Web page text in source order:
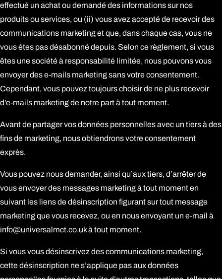
effectué un achat ou demandé des informations sur nos
produits ou services, ou (ii) vous avez accepté de recevoir des
communications marketing et que, dans chaque cas, vous ne
vous êtes pas désabonné depuis. Selon ce règlement, si vous
êtes une société à responsabilité limitée, nous pouvons vous
envoyer des e-mails marketing sans votre consentement.
Cependant, vous pouvez toujours choisir de ne plus recevoir
d’e-mails marketing de notre part à tout moment.
Avant de partager vos données personnelles avec un tiers à des
fins de marketing, nous obtiendrons votre consentement
exprès.
Vous pouvez nous demander, ainsi qu’aux tiers, d’arrêter de
vous envoyer des messages marketing à tout moment en
suivant les liens de désinscription figurant sur tout message
marketing que vous recevez, ou en nous envoyant un e-mail à
info@universalmct.co.ukà tout moment.
Si vous vous désinscrivez des communications marketing,
cette désinscription ne s’applique pas aux données